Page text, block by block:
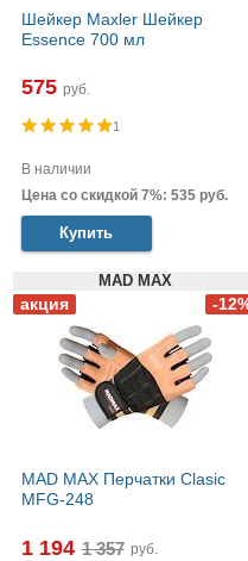
Шейкер Maxler Шейкер
Essence 700 мл
575 руб.
1
В наличии
Цена со скидкой 7%: 535 руб.
Купить
MAD MAX
MAD MAX Перчатки Clasic
MFG-248
1 194
руб.